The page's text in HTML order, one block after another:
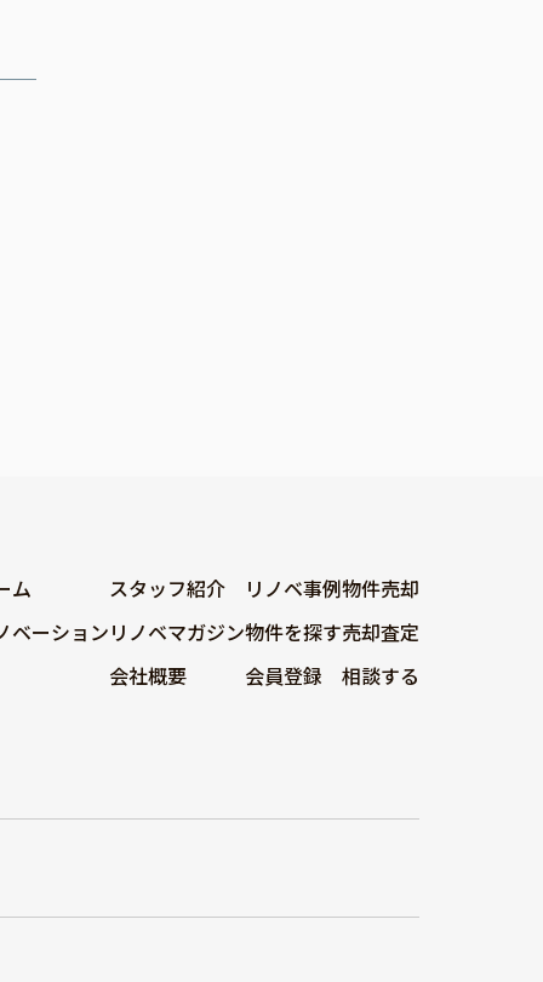
ム
ベーション
スタッフ紹介
リノベマガジン
会社概要
リノベ事例
物件を探す
会員登録
物件売却
売却査定
相談する